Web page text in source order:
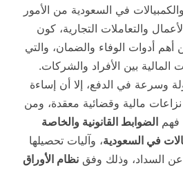
في السعودية من الأمور
والتعاملات التجارية، كون
أهم أدوات الوفاء والضمان، والتي
المالية بين الأفراد والشركات.
وسرعة في الدفع، إلا أن إساءة
مالية وقضائية معقدة، ومن
فهم الضوابط القانونية والخاصة
في السعودية، وآليات تحصيلها
السداد، وذلك وفق نظام الأوراق